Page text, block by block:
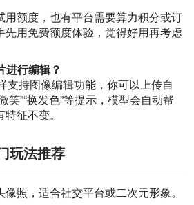
用额度，也有平台需要算力积分或订
先用免费额度体验，觉得好用再考虑
进行编辑？
支持图像编辑功能，你可以上传自
笑”“换发色”等提示，模型会自动帮
征不变。
玩法推荐
照，适合社交平台或二次元形象。